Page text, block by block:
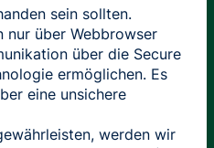
sein sollten.
nur über Webbrowser
über die Secure
ermöglichen. Es
eine unsichere
werden wir